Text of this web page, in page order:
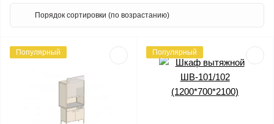
Популярный Популярный